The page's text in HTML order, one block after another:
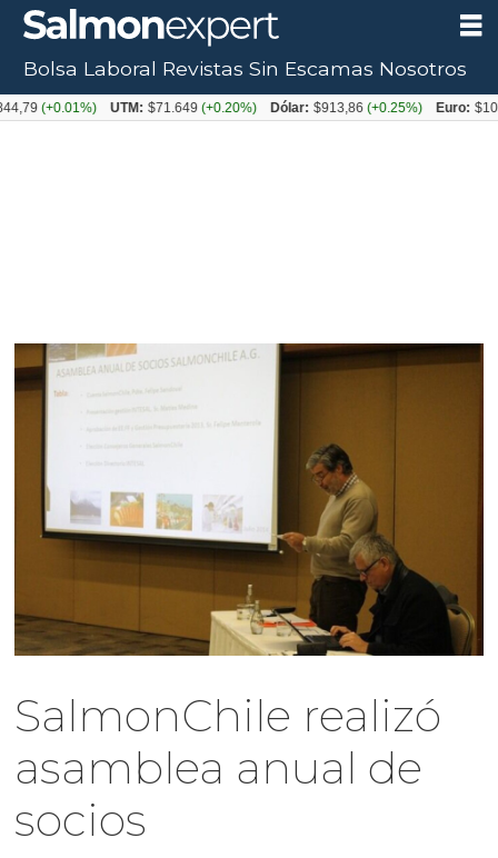
SalmonChile realizó
asamblea anual de
socios
Bolsa Laboral Revistas Sin Escamas Nosotros
UTM: $71.649(+0.20%) Dólar: $913,86(+0.25%) Euro: $1053,08